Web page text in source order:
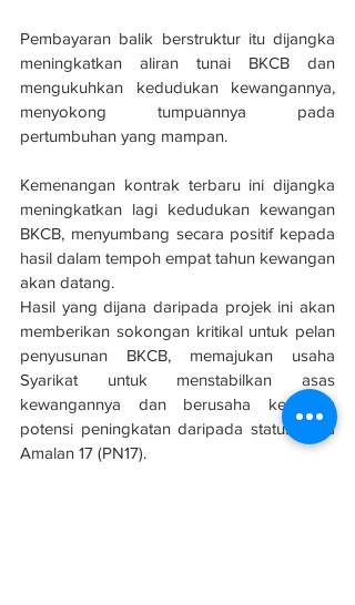
Pembayaran balik berstruktur itu dijangka
meningkatkan aliran tunai BKCB dan
mengukuhkan kedudukan kewangannya,
menyokong tumpuannya pada
pertumbuhan yang mampan.
Kemenangan kontrak terbaru ini dijangka
meningkatkan lagi kedudukan kewangan
BKCB, menyumbang secara positif kepada
hasil dalam tempoh empat tahun kewangan
akan datang.
Hasil yang dijana daripada projek ini akan
memberikan sokongan kritikal untuk pelan
penyusunan BKCB, memajukan usaha
Syarikat untuk menstabilkan asas
kewangannya dan berusaha ke arah
potensi peningkatan daripada status Nota
Amalan 17 (PN17).